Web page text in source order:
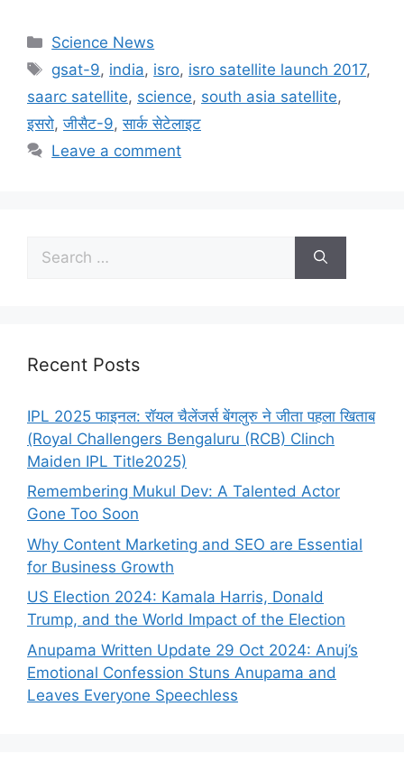
Science News
gsat-9, india, isro, isro satellite launch 2017,
saarc satellite, science, south asia satellite,
इसरो,जीसैट-9,सार्क सेटेलाइट
Leave a comment
Recent Posts
IPL 2025 फाइनल: रॉयल चैलेंजर्स बेंगलुरु ने जीता पहला खिताब
(Royal Challengers Bengaluru (RCB) Clinch
Maiden IPL Title2025)
Remembering Mukul Dev: A Talented Actor
Gone Too Soon
Why Content Marketing and SEO are Essential
for Business Growth
US Election 2024: Kamala Harris, Donald
Trump, and the World Impact of the Election
Anupama Written Update 29 Oct 2024: Anuj’s
Emotional Confession Stuns Anupama and
Leaves Everyone Speechless